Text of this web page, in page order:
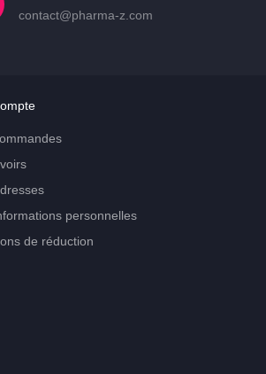
contact@pharma-z.com
personnelles
de réduction